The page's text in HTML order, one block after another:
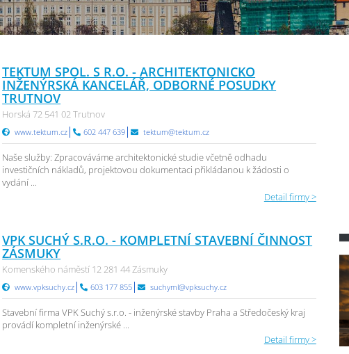
TEKTUM SPOL. S R.O. - ARCHITEKTONICKO
INŽENÝRSKÁ KANCELÁŘ, ODBORNÉ POSUDKY
TRUTNOV
Horská 72 541 02 Trutnov
www.tektum.cz 602 447 639 tektum@tektum.cz
Naše služby: Zpracováváme architektonické studie včetně odhadu
investičních nákladů, projektovou dokumentaci přikládanou k žádosti o
vydání ...
Detail firmy >
VPK SUCHÝ S.R.O. - KOMPLETNÍ STAVEBNÍ ČINNOST
ZÁSMUKY
Komenského náměstí 12 281 44 Zásmuky
www.vpksuchy.cz 603 177 855 suchyml@vpksuchy.cz
Stavební firma VPK Suchý s.r.o. - inženýrské stavby Praha a Středočeský kraj
provádí kompletní inženýrské ...
Detail firmy >